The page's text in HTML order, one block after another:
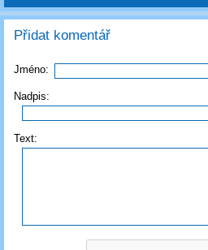
Přidat komentář
Jméno:
Nadpis:
Text: